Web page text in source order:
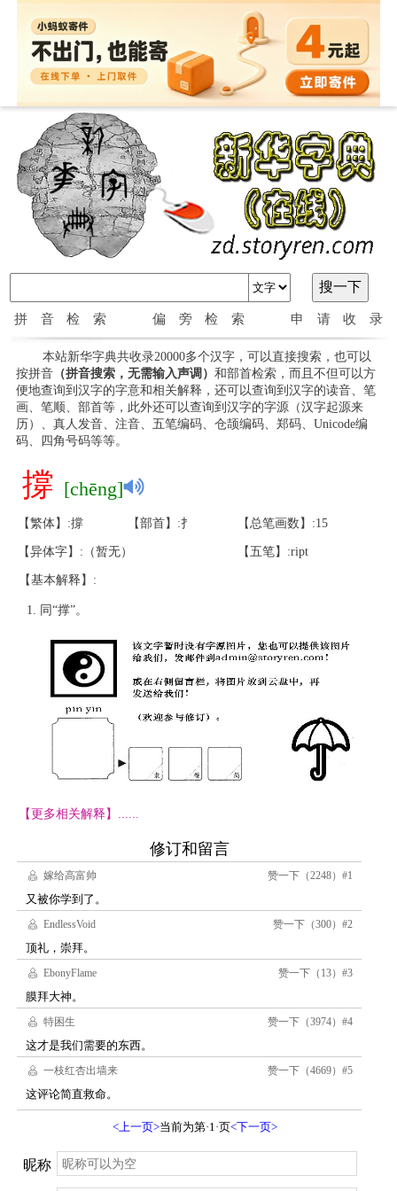
拼音检索 偏旁检索 申请收录
本站新华字典共收录20000多个汉字，可以直接搜索，也可以
按拼音（拼音搜索，无需输入声调） 和部首检索，而且不但可以方
便地查询到汉字的字意和相关解释，还可以查询到汉字的读音、笔
画、笔顺、部首等，此外还可以查询到汉字的字源（汉字起源来
历）、真人发音、注音、五笔编码、仓颉编码、郑码、Unicode编
码、四角号码等等。
撐 [chēng]
【繁体】:撐 【部首】:扌 【总笔画数】:15
【异体字】:（暂无） 【五笔】:ript
【基本解释】:
同“撑”。
【更多相关解释】......